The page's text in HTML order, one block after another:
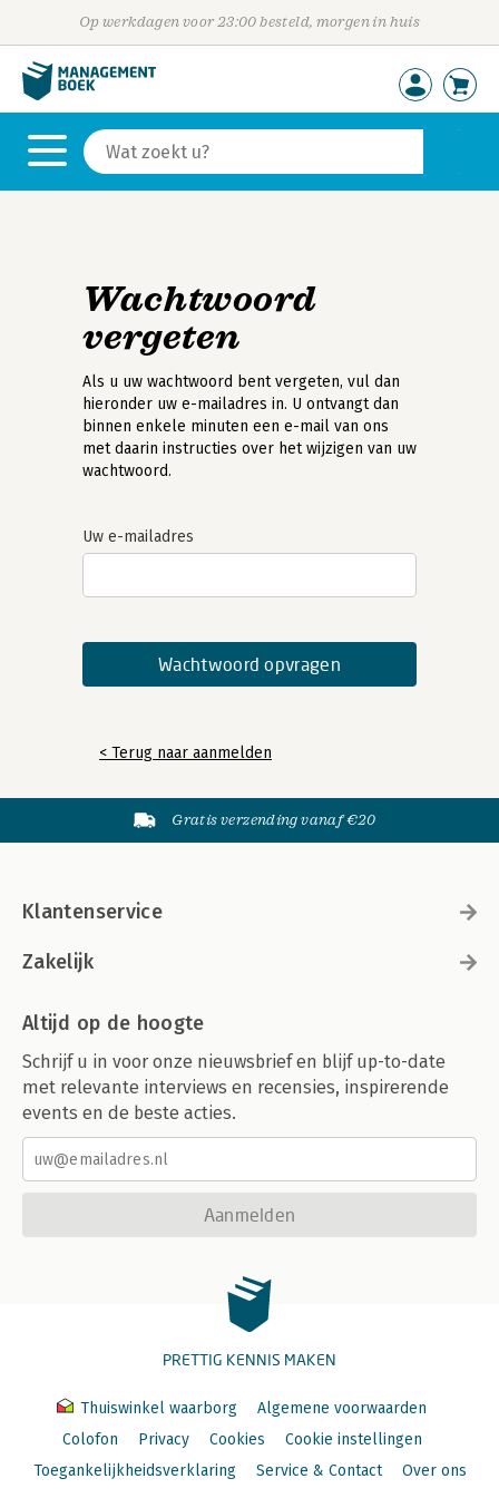
Op werkdagen voor 23:00 besteld, morgen in huis
Wachtwoord
vergeten
Als u uw wachtwoord bent vergeten, vul dan
hieronder uw e-mailadres in. U ontvangt dan
binnen enkele minuten een e-mail van ons
met daarin instructies over het wijzigen van uw
wachtwoord.
Uw e-mailadres
< Terug naar aanmelden
Gratis verzending vanaf €20
Klantenservice
Zakelijk
Altijd op de hoogte
Schrijf u in voor onze nieuwsbrief en blijf up-to-date
met relevante interviews en recensies, inspirerende
events en de beste acties.
Aanmelden
PRETTIG KENNIS MAKEN
Thuiswinkel waarborg
Algemene voorwaarden
Colofon
Privacy Cookies
Cookie instellingen
Toegankelijkheidsverklaring
Service & Contact Over ons